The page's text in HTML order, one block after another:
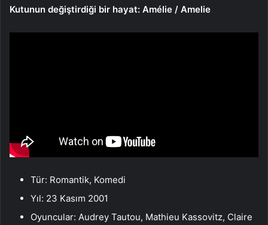
Kutunun değiştirdiği bir hayat: Amélie / Amelie
Tür: Romantik, Komedi
Yıl: 23 Kasım 2001
Oyuncular: Audrey Tautou, Mathieu Kassovitz, Claire